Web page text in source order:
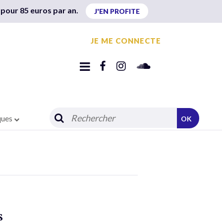
85 euros par an. J'EN PROFITE
JE ME CONNECTE
OK